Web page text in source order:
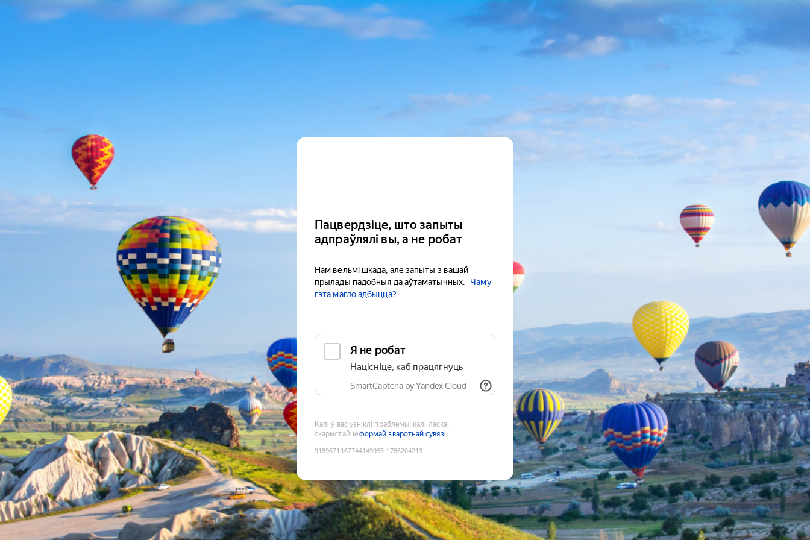
Пацвердзіце, што запыты
адпраўлялі вы, а не робат
Нам вельмі шкада, але запыты з вашай
прылады падобныя да аўтаматычных.
Чаму
гэта магло адбыцца?
Я не робат
Націсніце, каб працягнуць
SmartCaptcha by Yandex Cloud
Калі ў вас узніклі праблемы, калі ласка,
скарыстайцеформай зваротнай сувязі
9189671167744149935:1786204213